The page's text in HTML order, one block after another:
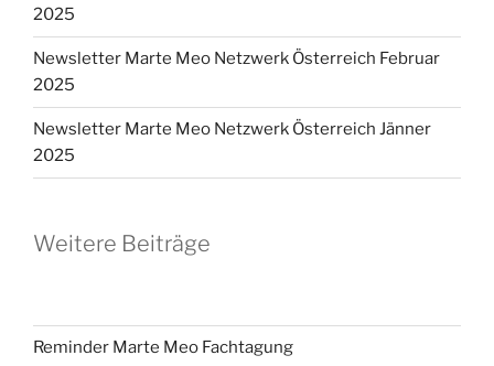
2025
Newsletter Marte Meo Netzwerk Österreich Februar
2025
Newsletter Marte Meo Netzwerk Österreich Jänner
2025
Weitere Beiträge
Reminder Marte Meo Fachtagung